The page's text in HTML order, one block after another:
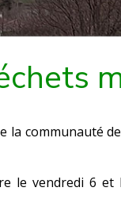
la communauté
le vendredi 6